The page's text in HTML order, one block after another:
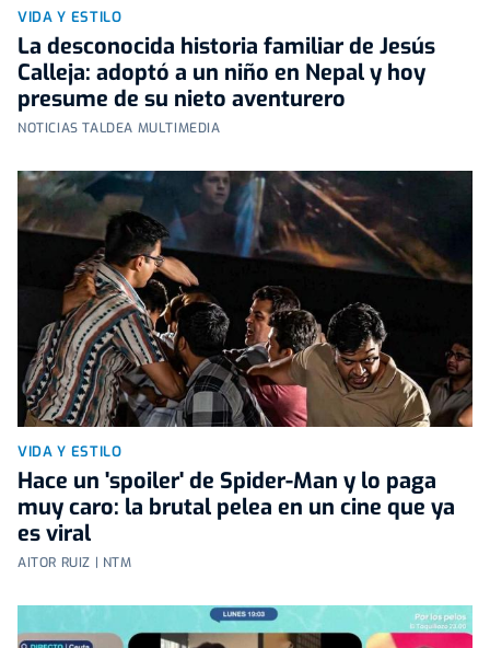
VIDA Y ESTILO
La desconocida historia familiar de Jesús
Calleja: adoptó a un niño en Nepal y hoy
presume de su nieto aventurero
NOTICIAS TALDEA MULTIMEDIA
VIDA Y ESTILO
Hace un 'spoiler' de Spider-Man y lo paga
muy caro: la brutal pelea en un cine que ya
es viral
AITOR RUIZ | NTM